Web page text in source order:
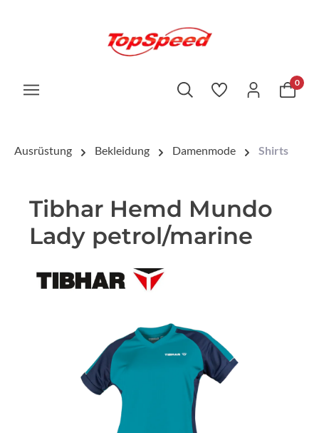
0
Ausrüstung Bekleidung Damenmode Shirts
Tibhar Hemd Mundo
Lady petrol/marine
Bildergalerie überspringen